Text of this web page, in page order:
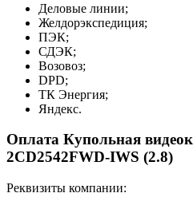
Деловые линии;
Желдорэкспедиция;
ПЭК;
СДЭК;
Возовоз;
DPD;
ТК Энергия;
Яндекс.
Оплата Купольная
2CD2542FWD-IWS (2.8)
Реквизиты компании: